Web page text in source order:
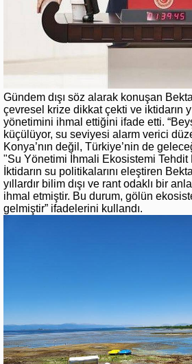
Gündem dışı söz alarak konuşan
çevresel krize dikkat çekti ve iktidarın
yönetimini ihmal ettiğini ifade etti.
küçülüyor, su seviyesi alarm verici
Konya’nın değil, Türkiye’nin de
"Su Yönetimi İhmali Ekosistemi Tehdit
İktidarın su politikalarını eleştiren
yıllardır bilim dışı ve rant odaklı bir
ihmal etmiştir. Bu durum, gölün
gelmiştir” ifadelerini kullandı.